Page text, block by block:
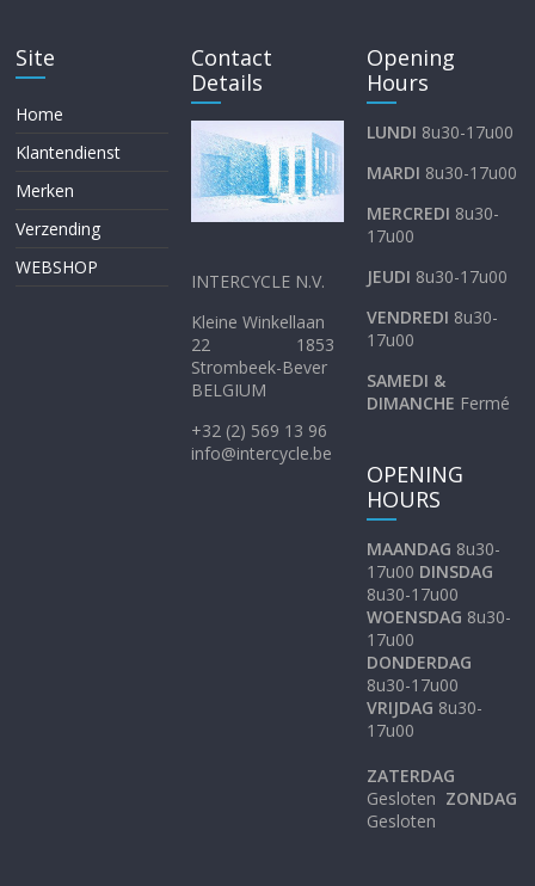
Site
Home
Klantendienst
Merken
Verzending
WEBSHOP
Contact
Details
INTERCYCLE N.V.
Kleine Winkellaan
22 1853
Strombeek-Bever
BELGIUM
+32 (2) 569 13 96
info@intercycle.be
Opening
Hours
LUNDI 8u30-17u00
MARDI 8u30-17u00
MERCREDI 8u30-
17u00
JEUDI 8u30-17u00
VENDREDI 8u30-
17u00
SAMEDI &
DIMANCHE Fermé
OPENING
HOURS
MAANDAG 8u30-
17u00 DINSDAG
8u30-17u00
WOENSDAG 8u30-
17u00
DONDERDAG
8u30-17u00
VRIJDAG 8u30-
17u00
ZATERDAG
Gesloten ZONDAG
Gesloten